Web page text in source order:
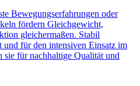
Bewegungserfahrungen oder
fördern Gleichgewicht,
gleichermaßen. Stabil
für den intensiven Einsatz im
sie für nachhaltige Qualität und